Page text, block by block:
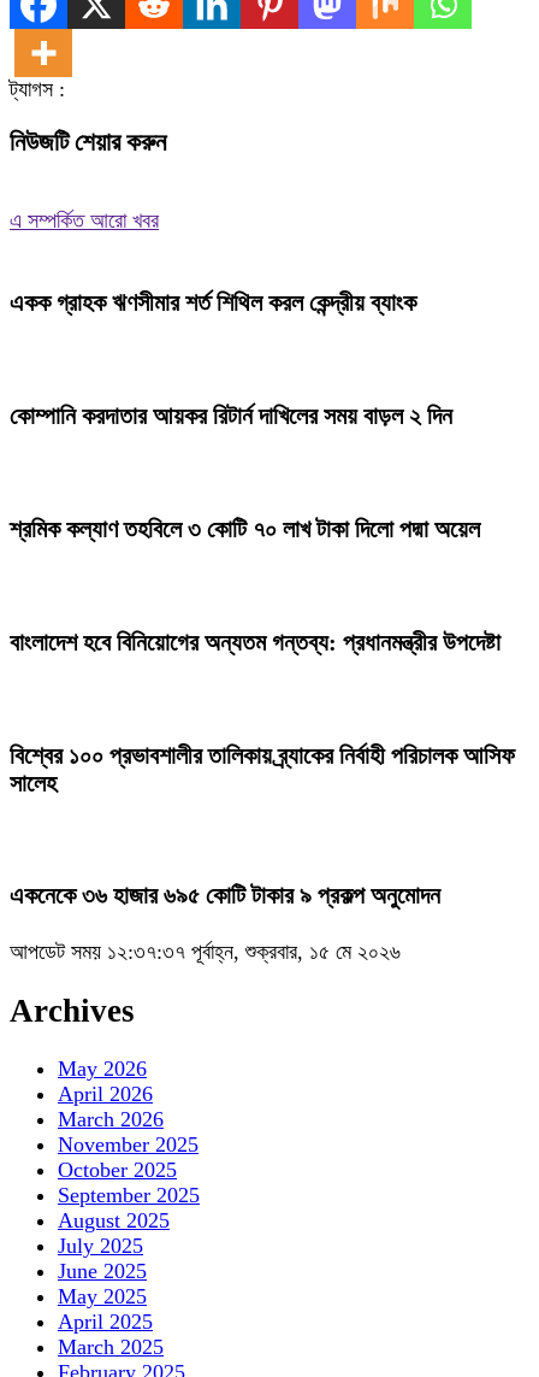
ট্যাগস :
নিউজটি শেয়ার করুন
এ সম্পর্কিত আরো খবর
একক গ্রাহক ঋণসীমার শর্ত শিথিল করল কেন্দ্রীয় ব্যাংক
কোম্পানি করদাতার আয়কর রিটার্ন দাখিলের সময় বাড়ল ২ দিন
শ্রমিক কল্যাণ তহবিলে ৩ কোটি ৭০ লাখ টাকা দিলো পদ্মা অয়েল
বাংলাদেশ হবে বিনিয়োগের অন্যতম গন্তব্য: প্রধানমন্ত্রীর উপদেষ্টা
বিশ্বের ১০০ প্রভাবশালীর তালিকায় ব্র্যাকের নির্বাহী পরিচালক আসিফ
সালেহ
একনেকে ৩৬ হাজার ৬৯৫ কোটি টাকার ৯ প্রকল্প অনুমোদন
আপডেট সময় ১২:৩৭:৩৭ পূর্বাহ্ন, শুক্রবার, ১৫ মে ২০২৬
Archives
May 2026
April 2026
March 2026
November 2025
October 2025
September 2025
August 2025
July 2025
June 2025
May 2025
April 2025
March 2025